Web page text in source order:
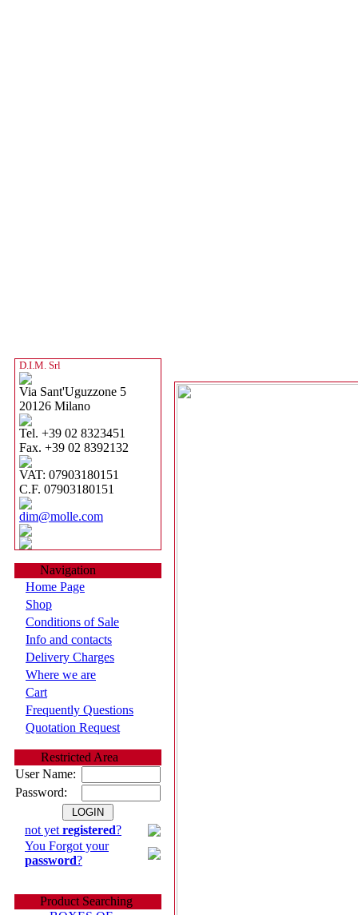
D.I.M. Srl
Via Sant'Uguzzone 5
20126 Milano
Tel. +39 02 8323451
Fax. +39 02 8392132
VAT: 07903180151
C.F. 07903180151
dim@molle.com
Navigation
Home Page
Shop
Conditions of Sale
Info and contacts
Delivery Charges
Where we are
Cart
Frequently Questions
Quotation Request
Restricted Area
User Name:
Password:
not yet registered?
You Forgot your
password?
Product Searching